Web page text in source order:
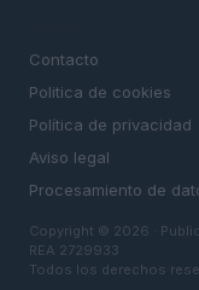
Contacto
Politica de cookies
Política de privacidad
Aviso legal
Procesamiento de
Copyright © 2026 ·
REA 2729933
Todos los derechos